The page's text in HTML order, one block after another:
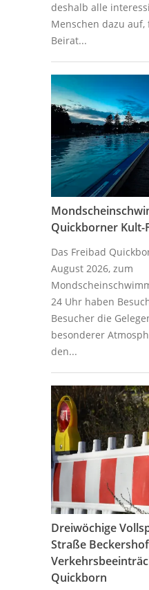
deshalb alle
Menschen dazu
Beirat...
Quickborner Kult-
Das Freibad
August 2026, zum
24 Uhr haben
Besucher die
besonderer
den...
Dreiwöchige
Straße
Quickborn